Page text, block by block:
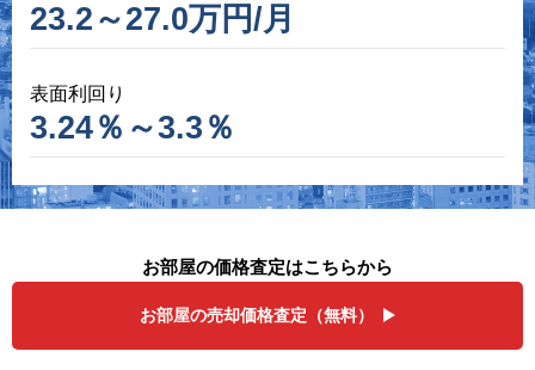
23.2～27.0万円/月
表面利回り
3.24％～3.3％
お部屋の価格査定はこちらから
お部屋の売却価格査定（無料）